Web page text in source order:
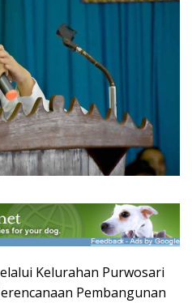
Kelurahan Purwosari
Pembangunan